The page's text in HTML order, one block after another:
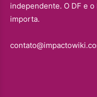
independente. O DF e
importa.